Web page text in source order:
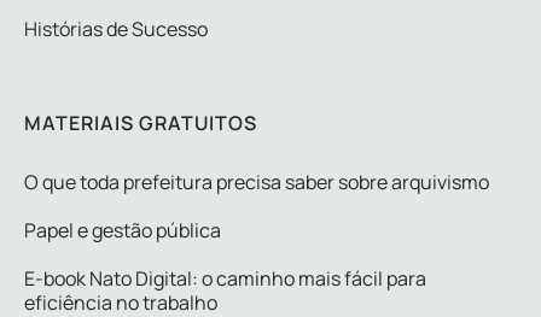
Histórias de Sucesso
MATERIAIS GRATUITOS
O que toda prefeitura precisa saber sobre arquivismo
Papel e gestão pública
E-book Nato Digital: o caminho mais fácil para
eficiência no trabalho